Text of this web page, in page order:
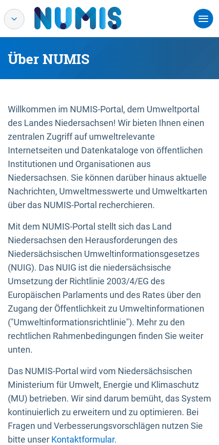
Über NUMIS
Willkommen im NUMIS-Portal, dem Umweltportal
des Landes Niedersachsen! Wir bieten Ihnen einen
zentralen Zugriff auf umweltrelevante
Internetseiten und Datenkataloge von öffentlichen
Institutionen und Organisationen aus
Niedersachsen. Sie können darüber hinaus aktuelle
Nachrichten, Umweltmesswerte und Umweltkarten
über das NUMIS-Portal recherchieren.
Mit dem NUMIS-Portal stellt sich das Land
Niedersachsen den Herausforderungen des
Niedersächsischen Umweltinformationsgesetzes
(NUIG). Das NUIG ist die niedersächsische
Umsetzung der Richtlinie 2003/4/EG des
Europäischen Parlaments und des Rates über den
Zugang der Öffentlichkeit zu Umweltinformationen
("Umweltinformationsrichtlinie"). Mehr zu den
rechtlichen Rahmenbedingungen finden Sie weiter
unten.
Das NUMIS-Portal wird vom Niedersächsischen
Ministerium für Umwelt, Energie und Klimaschutz
(MU) betrieben. Wir sind darum bemüht, das System
kontinuierlich zu erweitern und zu optimieren. Bei
Fragen und Verbesserungsvorschlägen nutzen Sie
bitte unser Kontaktformular.